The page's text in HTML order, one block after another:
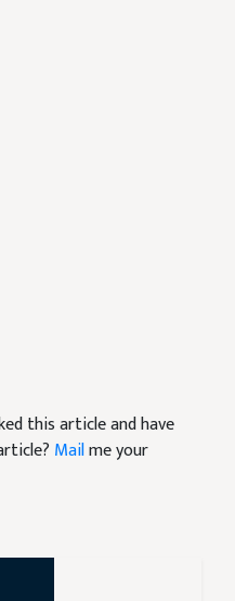
this article and have
Mailme your